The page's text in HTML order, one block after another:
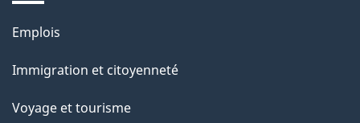
Thèmes
sujets
Emplois
Immigration et citoyenneté
Voyage et tourisme